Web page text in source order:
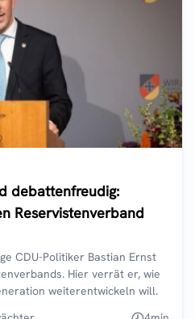
debattenfreudig:
Reservistenverband
CDU-Politiker Bastian Ernst
Hier verrät er, wie
weiterentwickeln will.